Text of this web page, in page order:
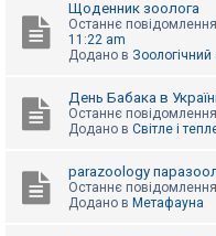
Щоденник зоолога
Останнє повідомлення
11:22 am
Додано в Зоологічний
День Бабака в
Останнє повідомлення
Додано в Світле і
parazoology
Останнє повідомлення
Додано в Метафауна